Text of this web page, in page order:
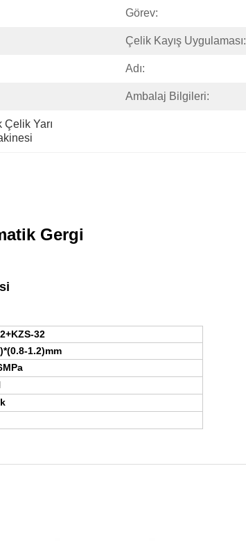
Görev:
Çelik Kayış Uygulaması:
Adı:
Ambalaj Bilgileri:
Yarı
Gergi
32
1.2)mm